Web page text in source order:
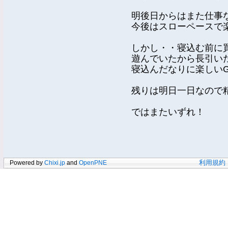
明後日からはまた仕事
今後はスローペースで
しかし・・寝込む前に
遊んでいたから長引い
寝込んだなりに楽しい
残りは明日一日なので
ではまたいずれ！
Powered by Chixi.jp and OpenPNE 利用規約